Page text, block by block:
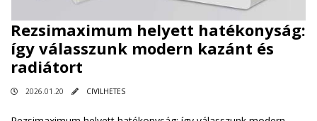
Rezsimaximum helyett hatékonyság:
így válasszunk modern kazánt és
radiátort
2026.01.20 CIVILHETES